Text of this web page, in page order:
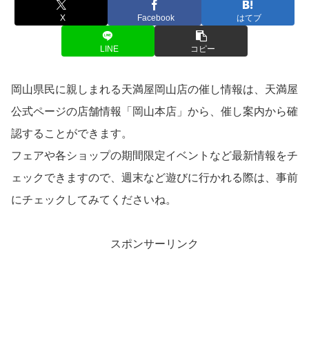
X Facebook はてブ
LINE コピー
岡山県民に親しまれる天満屋岡山店の催し情報は、天満屋
公式ページの店舗情報「岡山本店」から、催し案内から確
認することができます。
フェアや各ショップの期間限定イベントなど最新情報をチ
ェックできますので、週末など遊びに行かれる際は、事前
にチェックしてみてくださいね。
スポンサーリンク